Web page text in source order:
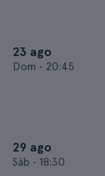
23 ago
Dom • 20:45
29 ago
Sáb • 18:30